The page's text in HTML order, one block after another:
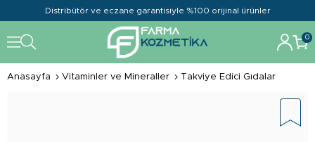
Distribütör ve eczane garantisiyle %100 orijinal ürünler
0
Anasayfa Vitaminler ve Mineraller Takviye Edici Gıdalar